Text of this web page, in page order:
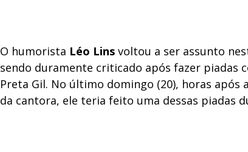
O humorista Léo Lins voltou a ser assunto
sendo duramente criticado após fazer piadas
Preta Gil. No último domingo (20), horas após
da cantora, ele teria feito uma dessas piadas